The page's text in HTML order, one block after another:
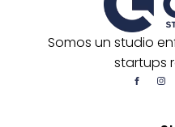
Somos un studio
startups